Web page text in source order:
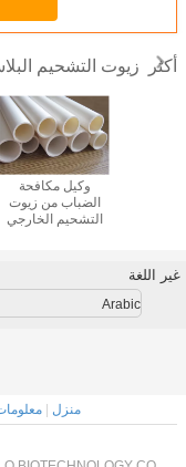
أكثر زيوت التشحيم
وكيل مكافحة
الضباب من زيوت
التشحيم الخارجي
المضافة PETS
غير اللغة
Arabic
منزل |